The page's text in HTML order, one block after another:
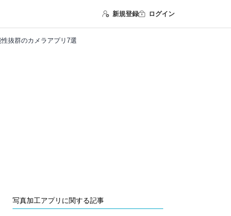
新規登録 ログイン
抜群のカメラアプリ7選
写真加工アプリに関する記事